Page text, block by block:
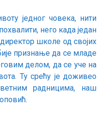
једног човека, нити
него када један
школе од својих
признање да се младе
делом, да се уче на
Ту срећу је доживео
радницима, наш